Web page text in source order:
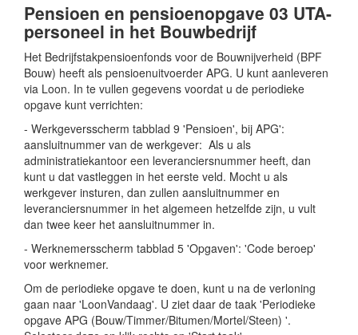
Pensioen en pensioenopgave 03 UTA-
personeel in het Bouwbedrijf
Het Bedrijfstakpensioenfonds voor de Bouwnijverheid (BPF
Bouw) heeft als pensioenuitvoerder APG. U kunt aanleveren
via Loon. In te vullen gegevens voordat u de periodieke
opgave kunt verrichten:
- Werkgeversscherm tabblad 9 'Pensioen', bij APG':
aansluitnummer van de werkgever: Als u als
administratiekantoor een leveranciersnummer heeft, dan
kunt u dat vastleggen in het eerste veld. Mocht u als
werkgever insturen, dan zullen aansluitnummer en
leveranciersnummer in het algemeen hetzelfde zijn, u vult
dan twee keer het aansluitnummer in.
- Werknemersscherm tabblad 5 'Opgaven': 'Code beroep'
voor werknemer.
Om de periodieke opgave te doen, kunt u na de verloning
gaan naar 'LoonVandaag'. U ziet daar de taak 'Periodieke
opgave APG (Bouw/Timmer/Bitumen/Mortel/Steen) '.